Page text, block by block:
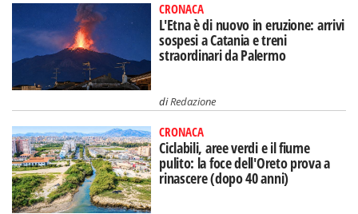
CRONACA
L'Etna è di nuovo in eruzione: arrivi
sospesi a Catania e treni
straordinari da Palermo
diRedazione
CRONACA
Ciclabili, aree verdi e il fiume
pulito: la foce dell'Oreto prova a
rinascere (dopo 40 anni)